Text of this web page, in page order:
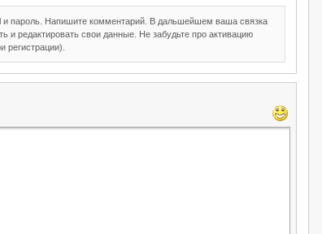
и пароль. Напишите комментарий. В дальшейшем ваша связка
и редактировать свои данные. Не забудьте про активацию
регистрации).